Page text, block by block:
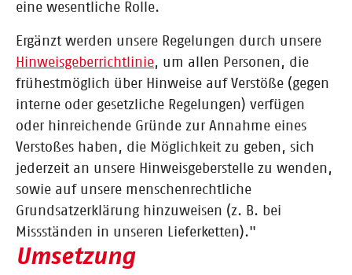
eine wesentliche Rolle.
Ergänzt werden unsere Regelungen durch unsere
Hinweisgeberrichtlinie, um allen Personen, die
frühestmöglich über Hinweise auf Verstöße (gegen
interne oder gesetzliche Regelungen) verfügen
oder hinreichende Gründe zur Annahme eines
Verstoßes haben, die Möglichkeit zu geben, sich
jederzeit an unsere Hinweisgeberstelle zu wenden,
sowie auf unsere menschenrechtliche
Grundsatzerklärung hinzuweisen (z. B. bei
Missständen in unseren Lieferketten)."
Umsetzung